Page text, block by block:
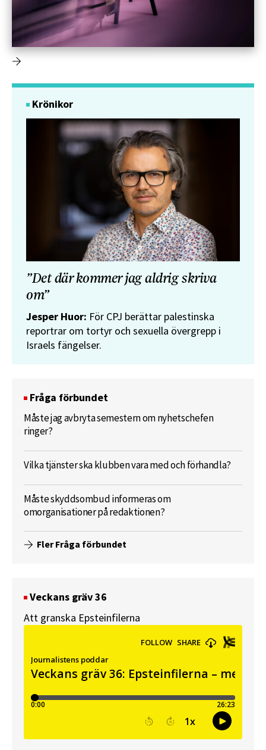
Krönikor
”Det där kommer jag aldrig skriva
om”
Jesper Huor: För CPJ berättar palestinska
reportrar om tortyr och sexuella övergrepp i
Israels fängelser.
Fråga förbundet
Måste jag avbryta semestern om nyhetschefen
ringer?
Vilka tjänster ska klubben vara med och förhandla?
Måste skyddsombud informeras om
omorganisationer på redaktionen?
Fler Fråga förbundet
Veckans gräv 36
Att granska Epsteinfilerna